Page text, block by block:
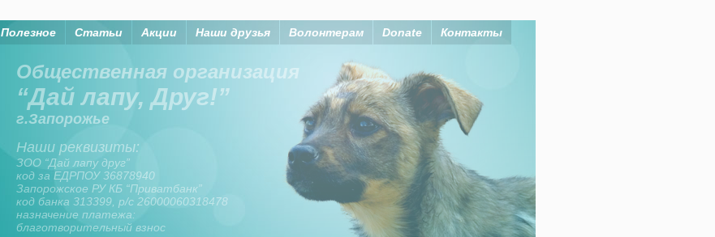
Полезное Статьи Акции Наши друзья Волонтерам Donate Контакты
Помогая животным, мы помогаем себе!
Организация “Дай лапу, друг” существует на
средства членов организаци, а также
неравнодушных горожан